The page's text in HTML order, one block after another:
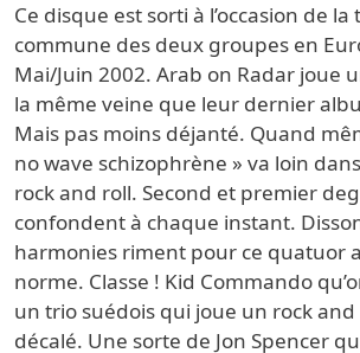
Ce disque est sorti à l’occasion de
commune des deux groupes en
Mai/Juin 2002. Arab on Radar joue
la même veine que leur dernier
Mais pas moins déjanté. Quand
no wave schizophrène » va loin
rock and roll. Second et premier
confondent à chaque instant.
harmonies riment pour ce quatuor
norme. Classe ! Kid Commando
un trio suédois qui joue un rock
décalé. Une sorte de Jon Spencer